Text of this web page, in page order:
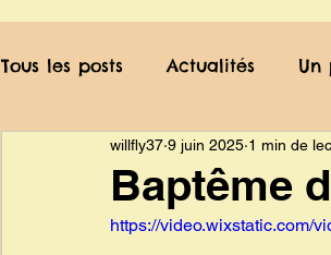
Tous les posts Actualités Un
Baptême
willfly37 9 juin 2025 1 min de
https://video.wixstatic.com/